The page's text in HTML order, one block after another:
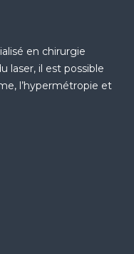
en chirurgie
laser, il est possible
, l’hypermétropie et